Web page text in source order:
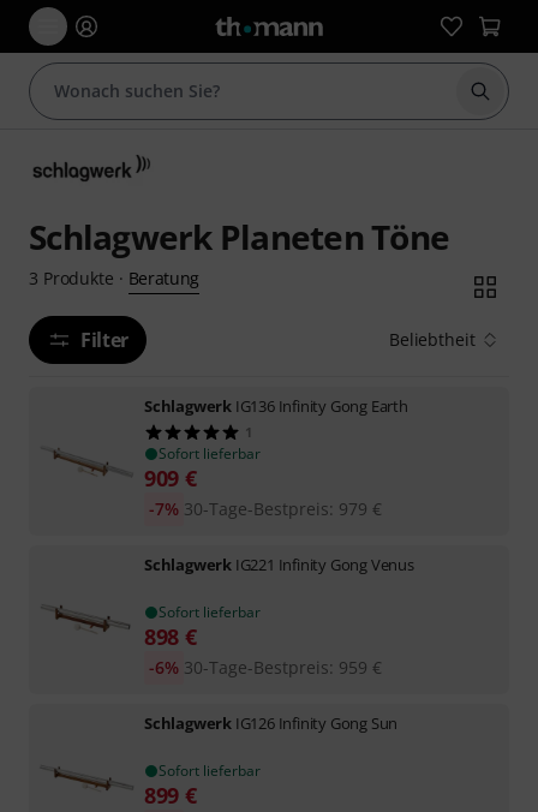
Suche
Schlagwerk Planeten Töne
3 Produkte · Beratung
Filter Beliebtheit
Schlagwerk IG136 Infinity Gong Earth
1
Sofort lieferbar
909 €
30-Tage-Bestpreis: 979 €
-7%
Schlagwerk IG221 Infinity Gong Venus
Sofort lieferbar
898 €
30-Tage-Bestpreis: 959 €
-6%
Schlagwerk IG126 Infinity Gong Sun
Sofort lieferbar
899 €